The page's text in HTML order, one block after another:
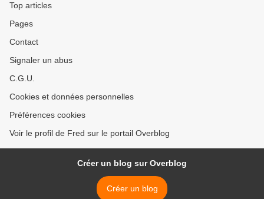
Top articles
Pages
Contact
Signaler un abus
C.G.U.
Cookies et données personnelles
Préférences cookies
Voir le profil de Fred sur le portail Overblog
Créer un blog sur Overblog
Créer un blog